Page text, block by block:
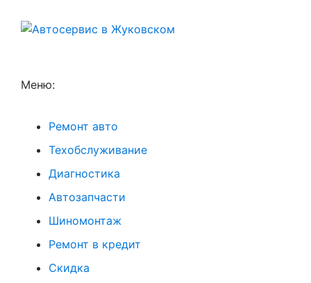
Меню:
Ремонт авто
Техобслуживание
Диагностика
Автозапчасти
Шиномонтаж
Ремонт в кредит
Скидка